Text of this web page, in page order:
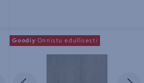
Seuraava
Vinyylilankku Goodiy Fenix Kl33
Champagne 7267IB 2,579m²
Goodiy Onnistu edullisesti